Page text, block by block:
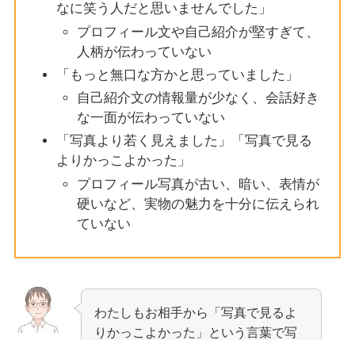
なに笑う人だと思いませんでした」
プロフィール文や自己紹介が堅すぎて、
人柄が伝わっていない
「もっと無口な方かと思っていました」
自己紹介文の情報量が少なく、会話好き
な一面が伝わっていない
「写真より若く見えました」「写真で見る
よりかっこよかった」
プロフィール写真が古い、暗い、表情が
硬いなど、実物の魅力を十分に伝えられ
ていない
わたしもお相手から「写真で見るよ
りかっこよかった」という言葉で写